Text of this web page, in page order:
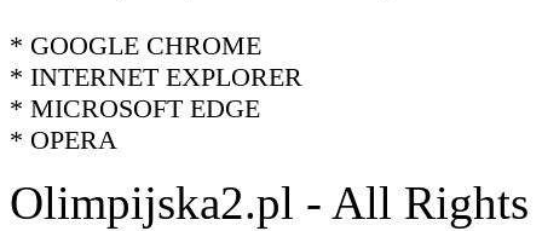
* GOOGLE CHROME
* INTERNET EXPLORER
* MICROSOFT EDGE
* OPERA
Olimpijska2.pl - All Rights